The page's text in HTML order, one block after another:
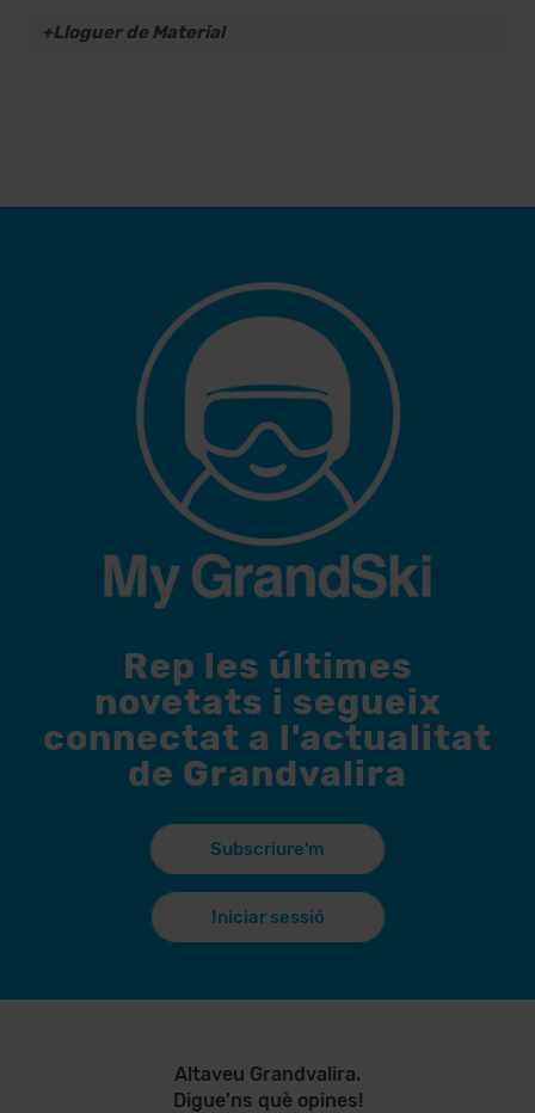
Lloguer de Material
Rep les últimes
novetats i segueix
connectat a l'actualitat
de Grandvalira
Subscriure'm
Iniciar sessió
Altaveu Grandvalira.
Digue’ns què opines!